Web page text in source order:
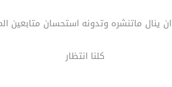
ينال ماتنشره وتدونه استحسان متابعين
كلنا انتظار